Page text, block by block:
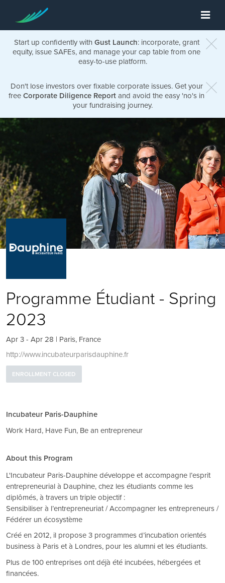
Start up confidently with Gust Launch: incorporate, grant
equity, issue SAFEs, and manage your cap table from one
easy-to-use platform.
Don't lose investors over fixable corporate issues. Get your
free Corporate Diligence Report and avoid the easy 'no's in
your fundraising journey.
Programme Étudiant - Spring
2023
Apr 3 - Apr 28 | Paris, France
http://www.incubateurparisdauphine.fr
ENROLLMENT CLOSED
Incubateur Paris-Dauphine
Work Hard, Have Fun, Be an entrepreneur
About this Program
L'Incubateur Paris-Dauphine développe et accompagne l’esprit
entrepreneurial à Dauphine, chez les étudiants comme les
diplômés, à travers un triple objectif :
Sensibiliser à l’entrepreneuriat / Accompagner les entrepreneurs /
Fédérer un écosystème
Créé en 2012, il propose 3 programmes d’incubation orientés
business à Paris et à Londres, pour les alumni et les étudiants.
Plus de 100 entreprises ont déjà été incubées, hébergées et
financées.